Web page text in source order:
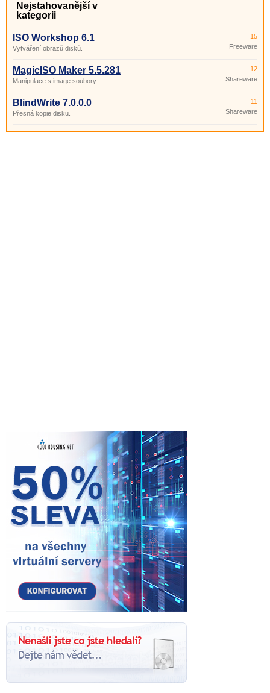
Nejstahovanější v
kategorii
ISO Workshop 6.1
Vytváření obrazů disků.
15
Freeware
MagicISO Maker 5.5.281
Manipulace s image soubory.
12
Shareware
BlindWrite 7.0.0.0
Přesná kopie disku.
11
Shareware